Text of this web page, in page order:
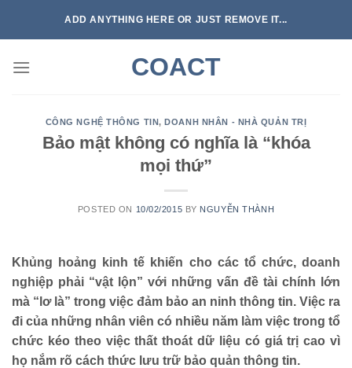
ADD ANYTHING HERE OR JUST REMOVE IT...
COACT
CÔNG NGHỆ THÔNG TIN,DOANH NHÂN - NHÀ QUẢN TRỊ
Bảo mật không có nghĩa là “khóa
mọi thứ”
POSTED ON 10/02/2015 BY NGUYỄN THÀNH
Khủng hoảng kinh tế khiến cho các tổ chức, doanh
nghiệp phải “vật lộn” với những vấn đề tài chính lớn
mà “lơ là” trong việc đảm bảo an ninh thông tin. Việc ra
đi của những nhân viên có nhiều năm làm việc trong tổ
chức kéo theo việc thất thoát dữ liệu có giá trị cao vì
họ nắm rõ cách thức lưu trữ bảo quản thông tin.